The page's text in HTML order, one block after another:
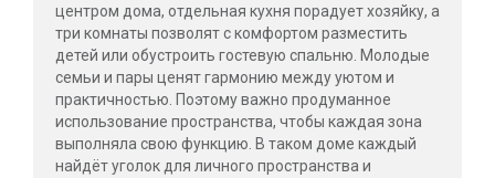
центром дома, отдельная кухня порадует хозяйку, а
три комнаты позволят с комфортом разместить
детей или обустроить гостевую спальню. Молодые
семьи и пары ценят гармонию между уютом и
практичностью. Поэтому важно продуманное
использование пространства, чтобы каждая зона
выполняла свою функцию. В таком доме каждый
найдёт уголок для личного пространства и